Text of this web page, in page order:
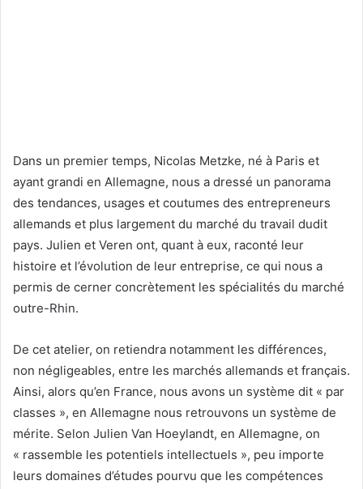
Dans un premier temps, Nicolas Metzke, né à Paris et
ayant grandi en Allemagne, nous a dressé un panorama
des tendances, usages et coutumes des entrepreneurs
allemands et plus largement du marché du travail dudit
pays. Julien et Veren ont, quant à eux, raconté leur
histoire et l’évolution de leur entreprise, ce qui nous a
permis de cerner concrètement les spécialités du marché
outre-Rhin.
De cet atelier, on retiendra notamment les différences,
non négligeables, entre les marchés allemands et français.
Ainsi, alors qu’en France, nous avons un système dit « par
classes », en Allemagne nous retrouvons un système de
mérite. Selon Julien Van Hoeylandt, en Allemagne, on
« rassemble les potentiels intellectuels », peu importe
leurs domaines d’études pourvu que les compétences